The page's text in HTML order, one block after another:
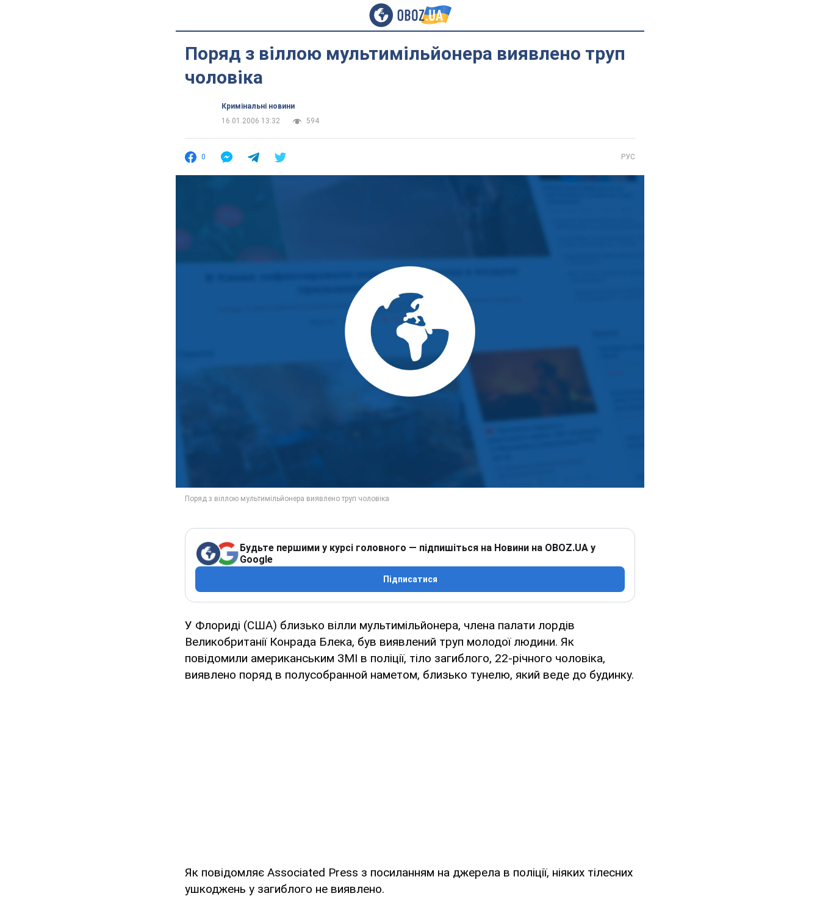
Поряд з віллою мультимільйонера виявлено труп
чоловіка
Кримінальні новини
16.01.2006 13:32
594
0 РУС
Будьте першими у курсі головного — підпишіться на Новини на OBOZ.UA у
Google
Підписатися
У Флориді (США) близько вілли мультимільйонера, члена палати лордів
Великобританії Конрада Блека, був виявлений труп молодої людини. Як
повідомили американським ЗМІ в поліції, тіло загиблого, 22-річного чоловіка,
виявлено поряд в полусобранной наметом, близько тунелю, який веде до будинку.
Як повідомляє Associated Press з посиланням на джерела в поліції, ніяких тілесних
ушкоджень у загиблого не виявлено.